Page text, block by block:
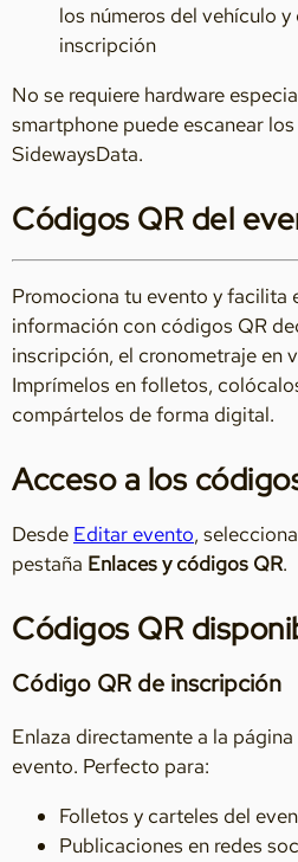
los números del vehículo
inscripción
No se requiere hardware
smartphone puede escanear
SidewaysData.
Códigos QR del
Promociona tu evento y facilita
información con códigos QR
inscripción, el cronometraje en
Imprímelos en folletos,
compártelos de forma digital.
Acceso a los
Desde Editar evento,
pestaña Enlaces y códigos QR.
Códigos QR
Código QR de inscripción
Enlaza directamente a la
evento. Perfecto para:
Folletos y carteles del
Publicaciones en redes